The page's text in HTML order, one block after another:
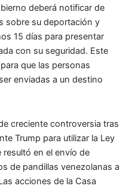
deberá notificar de
sobre su deportación y
15 días para presentar
con su seguridad. Este
que las personas
enviadas a un destino
creciente controversia tras
Trump para utilizar la Ley
en el envío de
de pandillas venezolanas a
acciones de la Casa